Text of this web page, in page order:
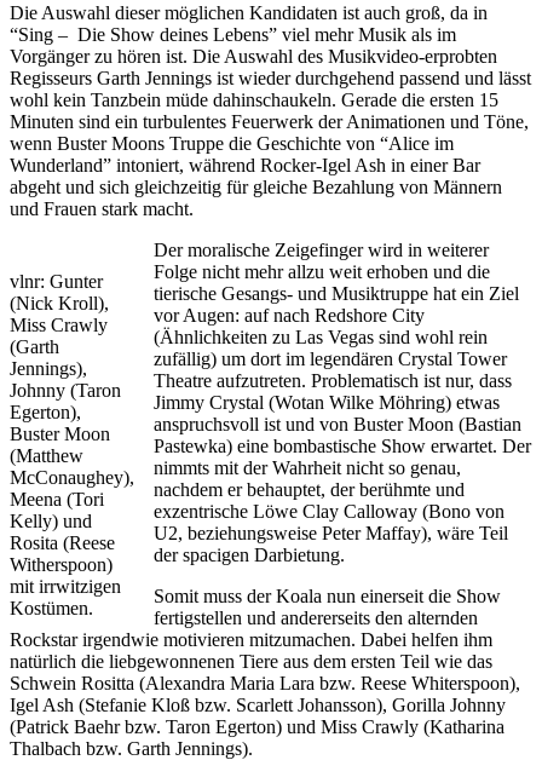
Die Auswahl dieser möglichen Kandidaten ist auch groß, da in
“Sing – Die Show deines Lebens” viel mehr Musik als im
Vorgänger zu hören ist. Die Auswahl des Musikvideo-erprobten
Regisseurs Garth Jennings ist wieder durchgehend passend und lässt
wohl kein Tanzbein müde dahinschaukeln. Gerade die ersten 15
Minuten sind ein turbulentes Feuerwerk der Animationen und Töne,
wenn Buster Moons Truppe die Geschichte von “Alice im
Wunderland” intoniert, während Rocker-Igel Ash in einer Bar
abgeht und sich gleichzeitig für gleiche Bezahlung von Männern
und Frauen stark macht.
vlnr: Gunter
(Nick Kroll),
Miss Crawly
(Garth
Jennings),
Johnny (Taron
Egerton),
Buster Moon
(Matthew
McConaughey),
Meena (Tori
Kelly) und
Rosita (Reese
Witherspoon)
mit irrwitzigen
Kostümen.
Der moralische Zeigefinger wird in weiterer
Folge nicht mehr allzu weit erhoben und die
tierische Gesangs- und Musiktruppe hat ein Ziel
vor Augen: auf nach Redshore City
(Ähnlichkeiten zu Las Vegas sind wohl rein
zufällig) um dort im legendären Crystal Tower
Theatre aufzutreten. Problematisch ist nur, dass
Jimmy Crystal (Wotan Wilke Möhring) etwas
anspruchsvoll ist und von Buster Moon (Bastian
Pastewka) eine bombastische Show erwartet. Der
nimmts mit der Wahrheit nicht so genau,
nachdem er behauptet, der berühmte und
exzentrische Löwe Clay Calloway (Bono von
U2, beziehungsweise Peter Maffay), wäre Teil
der spacigen Darbietung.
Somit muss der Koala nun einerseit die Show
fertigstellen und andererseits den alternden
Rockstar irgendwie motivieren mitzumachen. Dabei helfen ihm
natürlich die liebgewonnenen Tiere aus dem ersten Teil wie das
Schwein Rositta (Alexandra Maria Lara bzw. Reese Whiterspoon),
Igel Ash (Stefanie Kloß bzw. Scarlett Johansson), Gorilla Johnny
(Patrick Baehr bzw. Taron Egerton) und Miss Crawly (Katharina
Thalbach bzw. Garth Jennings).